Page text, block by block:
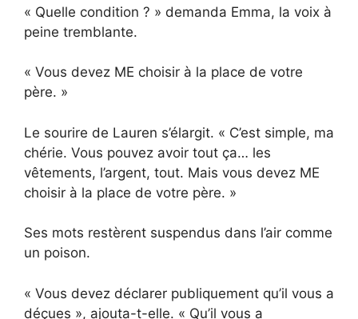
« Quelle condition ? » demanda Emma, la voix à
peine tremblante.
« Vous devez ME choisir à la place de votre
père. »
Le sourire de Lauren s’élargit. « C’est simple, ma
chérie. Vous pouvez avoir tout ça… les
vêtements, l’argent, tout. Mais vous devez ME
choisir à la place de votre père. »
Ses mots restèrent suspendus dans l’air comme
un poison.
« Vous devez déclarer publiquement qu’il vous a
déçues », ajouta-t-elle. « Qu’il vous a